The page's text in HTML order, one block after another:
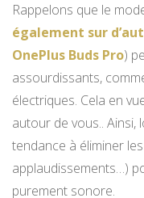
Rappelons que le
également sur
OnePlus Buds Pro)
assourdissants,
électriques. Cela en
autour de vous.. Ainsi,
tendance à éliminer
applaudissements…)
purement sonore.